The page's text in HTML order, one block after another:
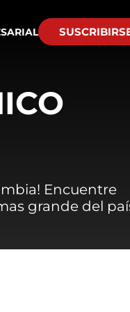
Encuentre
grande del